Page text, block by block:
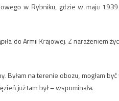
w Rybniku, gdzie w maju
do Armii Krajowej. Z narażeniem
Byłam na terenie obozu, mogłam
już tam był – wspominała.